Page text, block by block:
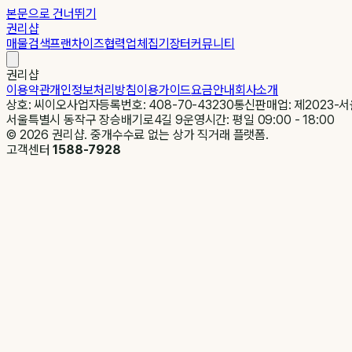
본문으로 건너뛰기
권리샵
매물검색프랜차이즈협력업체집기장터커뮤니티
권리샵
이용약관개인정보처리방침이용가이드요금안내회사소개
상호: 씨이오사업자등록번호: 408-70-43230통신판매업: 제2023-
서울특별시 동작구 장승배기로4길 9운영시간: 평일 09:00 - 18:00
© 2026 권리샵. 중개수수료 없는 상가 직거래 플랫폼.
고객센터1588-7928